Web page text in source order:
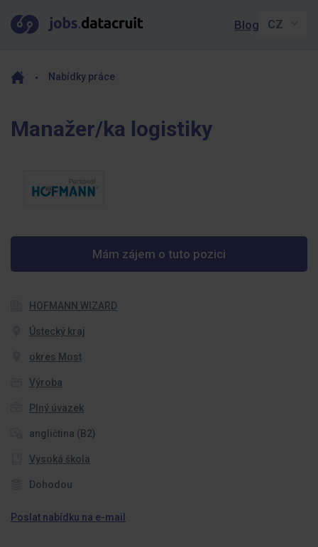
Blog
Nabídky práce
Manažer/ka logistiky
Mám zájem o tuto pozici
HOFMANN WIZARD
Ústecký kraj
okres Most
Výroba
Plný úvazek
angličtina (B2)
Vysoká škola
Dohodou
Poslat nabídku na e-mail